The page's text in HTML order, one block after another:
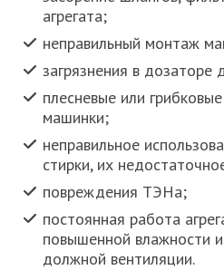
агрегата;
неправильный монтаж
загрязнения в
плесневые или
машинки;
неправильное
стирки, их
повреждения ТЭНа;
постоянная работа
повышенной влажности
должной вентиляции.